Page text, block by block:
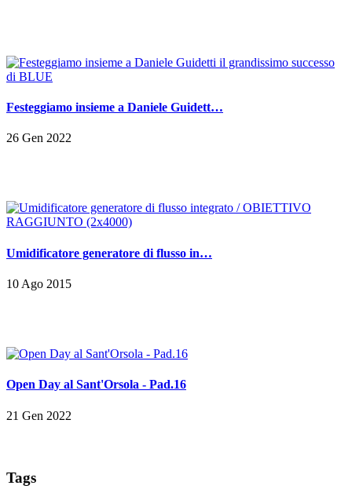
Festeggiamo insieme a Daniele Guidett…
26 Gen 2022
Umidificatore generatore di flusso in…
10 Ago 2015
Open Day al Sant'Orsola - Pad.16
21 Gen 2022
Tags